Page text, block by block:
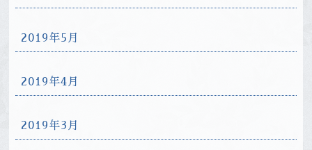
2019年5月
2019年4月
2019年3月